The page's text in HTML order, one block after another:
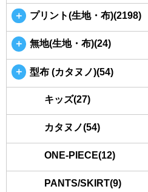
＋ プリント(生地・布)(2198)
＋ 無地(生地・布)(24)
＋ 型布 (カタヌノ)(54)
キッズ(27)
カタヌノ(54)
ONE-PIECE(12)
PANTS/SKIRT(9)